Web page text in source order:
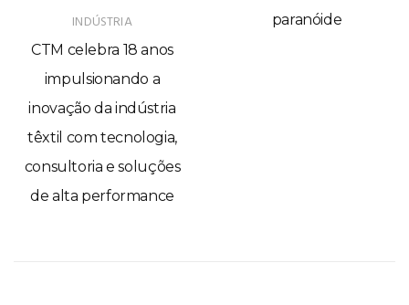
paranóide
banheiras que se limpam